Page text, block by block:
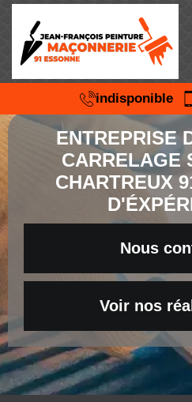
indisponible
ENTREPRISE
CARRELAGE
CHARTREUX
Nous
Voir nos